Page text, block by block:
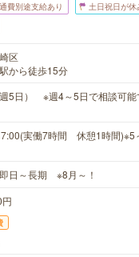
費別途支給あり 土日祝日が休
区
から徒歩15分
5日） ※週4～5日で相談可能
実働7時間 休憩1時間)※5
即日～長期 ※8月～！